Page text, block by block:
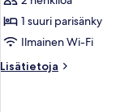
1
suuri
kuvat
1 suuri parisänky
Ilmainen Wi-Fi
Lisätietoja
Lisätietoja